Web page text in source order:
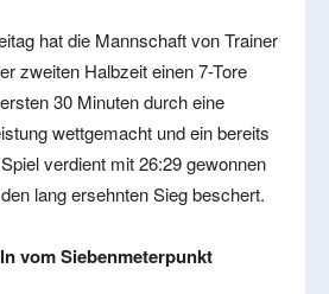
hat die Mannschaft von Trainer
zweiten Halbzeit einen 7-Tore
30 Minuten durch eine
wettgemacht und ein bereits
verdient mit 26:29 gewonnen
lang ersehnten Sieg beschert.
vom Siebenmeterpunkt